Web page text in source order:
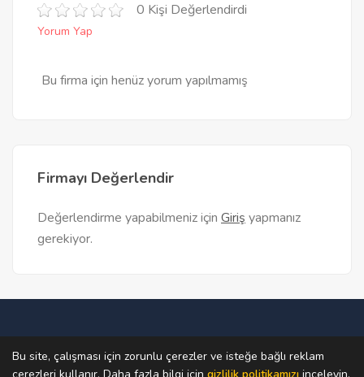
0 Kişi Değerlendirdi
Yorum Yap
Bu firma için henüz yorum yapılmamış
Firmayı Değerlendir
Değerlendirme yapabilmeniz için Giriş yapmanız
gerekiyor.
Bu site, çalışması için zorunlu çerezler ve isteğe bağlı reklam